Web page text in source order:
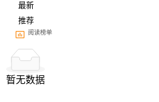
最新
推荐
阅读榜单
暂无数据